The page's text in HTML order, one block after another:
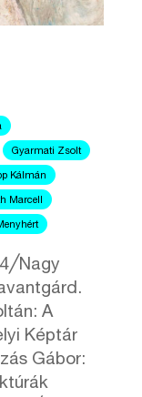
Gyarmati Zsolt
Kálmán
Marcell
A
Képtár
Gábor: